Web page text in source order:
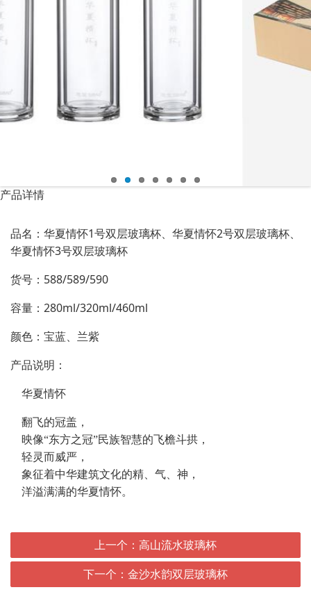
产品详情
品名：华夏情怀1号双层玻璃杯、 华夏情怀2号双层玻璃杯、
华夏情怀3号双层玻璃杯
货号：588/589/590
容量：280ml/320ml/460ml
颜色： 宝蓝、兰紫
产品说明：
华夏情怀
翻飞的冠盖，
映像“东方之冠”民族智慧的飞檐斗拱，
轻灵而威严，
象征着中华建筑文化的精、气、神，
洋溢满满的华夏情怀。
上一个：高山流水玻璃杯
下一个：金沙水韵双层玻璃杯